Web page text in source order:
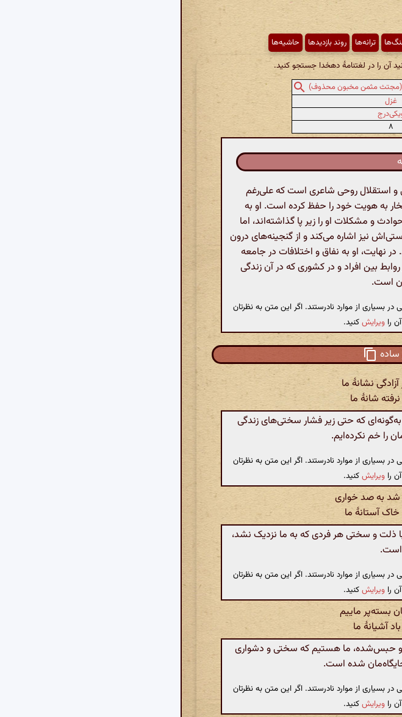
ترانه‌ها روند بازدیدها حاشیه‌ها
آن را در لغتنامهٔ دهخدا جستجو کنید.
(مجتث مثمن مخبون محذوف)
غزل
۸
استقلال روحی شاعری است که علی‌رغم
به هویت خود را حفظ کرده است. او به
و مشکلات او را زیر پا گذاشته‌اند، اما
نیز اشاره می‌کند و از گنجینه‌های درون
او به نفاق و اختلافات در جامعه
بین افراد و در کشوری که در آن زندگی
است.
از موارد نادرستند. اگر این متن به نظرتان
را ویرایشکنید.
ساده
نشانهٔ ما
شانهٔ ما
که حتی زیر فشار سختی‌های زندگی
را خم نکرده‌ایم.
از موارد نادرستند. اگر این متن به نظرتان
را ویرایشکنید.
شد به صد خواری
آستانهٔ ما
ذلت و سختی هر فردی که به ما نزدیک نشد،
است.
از موارد نادرستند. اگر این متن به نظرتان
را ویرایشکنید.
بسته‌پر ماییم
آشیانهٔ ما
و حبس‌شده، ما هستیم که سختی و دشواری
شده است.
از موارد نادرستند. اگر این متن به نظرتان
را ویرایشکنید.